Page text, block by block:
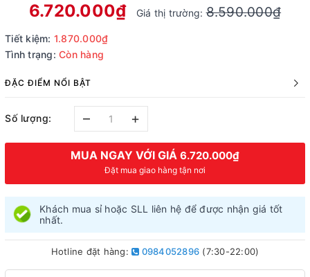
6.720.000₫ Giá thị trường:8.590.000₫
Tiết kiệm: 1.870.000₫
Tình trạng: Còn hàng
ĐẶC ĐIỂM NỔI BẬT
Số lượng: – +
MUA NGAY VỚI GIÁ 6.720.000₫
Đặt mua giao hàng tận nơi
Khách mua sỉ hoặc SLL liên hệ để được nhận giá tốt
nhất.
Hotline đặt hàng: 0984052896 (7:30-22:00)